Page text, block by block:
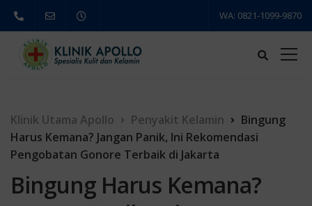
WA: 0821-1099-9870
Klinik Utama Apollo Penyakit Kelamin
Bingung
Harus Kemana? Jangan Panik, Ini Rekomendasi
Pengobatan Gonore Terbaik di Jakarta
Bingung Harus Kemana?